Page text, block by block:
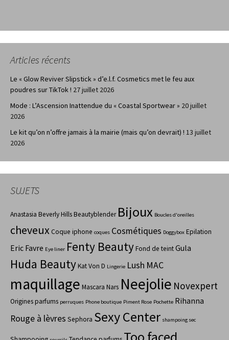
Articles récents
Le « Glow Reviver Slipstick » d’e.l.f. Cosmetics met le feu aux
poudres sur TikTok ! 27 juillet 2026
Mode : L’Ascension Inattendue du « Coastal Sportwear » 20 juillet
2026
Le kit qu’on n’offre jamais à la mairie (mais qu’on devrait) ! 13 juillet
2026
SUJETS
Anastasia Beverly HillsBeautyblender Bijoux Boucles d'oreilles
cheveuxCoque iphone coques Cosmétiques Doggybox Epilation
Eric Favre Eye liner Fenty BeautyFond de teintGula
Huda BeautyKat Von D Lingerie Lush MAC
maquillage Mascara Nars Neejolie Novexpert
Origines parfums perruques Phone boutique Piment Rose Pochette Rihanna
Rouge à lèvres Sephora Sexy Center shampoing sec
Too faced